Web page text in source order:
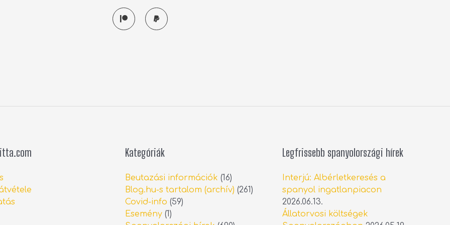
P
a
P
a
Kategóriák
Beutazási információk (16)
Blog.hu-s tartalom (archív) (261)
Covid-info (59)
Esemény (1)
Legfrissebb spanyolországi hírek
Interjú: Albérletkeresés a
spanyol ingatlanpiacon
2026.06.13.
Állatorvosi költségek